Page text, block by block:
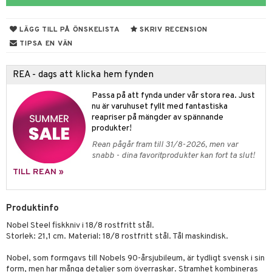
LÄGG TILL PÅ ÖNSKELISTA
SKRIV RECENSION
TIPSA EN VÄN
REA - dags att klicka hem fynden
Passa på att fynda under vår stora rea. Just
nu är varuhuset fyllt med fantastiska
reapriser på mängder av spännande
produkter!
Rean pågår fram till 31/8-2026, men var
snabb - dina favoritprodukter kan fort ta slut!
TILL REAN »
Produktinfo
Nobel Steel fiskkniv i 18/8 rostfritt stål.
Storlek: 21,1 cm. Material: 18/8 rostfritt stål. Tål maskindisk.
Nobel, som formgavs till Nobels 90-årsjubileum, är tydligt svensk i sin
form, men har många detaljer som överraskar. Stramhet kombineras
/ Outdoor
tallrikar
Bakformar
& Skålar